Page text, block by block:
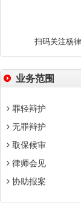
扫码关注杨
业务范围
罪轻辩护
无罪辩护
取保候审
律师会见
协助报案